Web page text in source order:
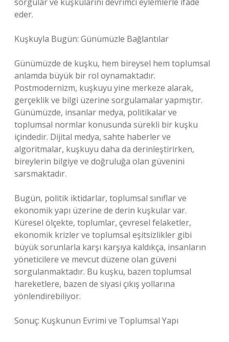
eder.
Kuşkuyla Bugün: Günümüzle Bağlantılar
Günümüzde de kuşku, hem bireysel hem toplumsal
anlamda büyük bir rol oynamaktadır.
Postmodernizm, kuşkuyu yine merkeze alarak,
gerçeklik ve bilgi üzerine sorgulamalar yapmıştır.
Günümüzde, insanlar medya, politikalar ve
toplumsal normlar konusunda sürekli bir kuşku
içindedir. Dijital medya, sahte haberler ve
algoritmalar, kuşkuyu daha da derinleştirirken,
bireylerin bilgiye ve doğruluğa olan güvenini
sarsmaktadır.
Bugün, politik iktidarlar, toplumsal sınıflar ve
ekonomik yapı üzerine de derin kuşkular var.
Küresel ölçekte, toplumlar, çevresel felaketler,
ekonomik krizler ve toplumsal eşitsizlikler gibi
büyük sorunlarla karşı karşıya kaldıkça, insanların
yöneticilere ve mevcut düzene olan güveni
sorgulanmaktadır. Bu kuşku, bazen toplumsal
hareketlere, bazen de siyasi çıkış yollarına
yönlendirebiliyor.
Sonuç: Kuşkunun Evrimi ve Toplumsal Yapı